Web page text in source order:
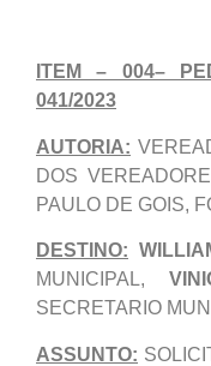
ITEM – 004–
041/2023
AUTORIA:
DOS
PAULO DE GOIS,
DESTINO:
MUNICIPAL,
SECRETARIO
ASSUNTO: